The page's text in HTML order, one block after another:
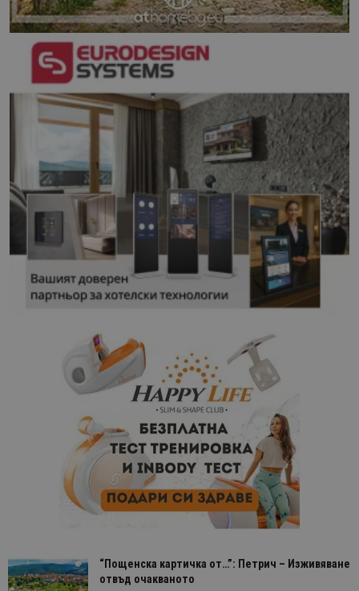
“Пощенска картичка от…”: Петрич – Изживяване
отвъд очакваното